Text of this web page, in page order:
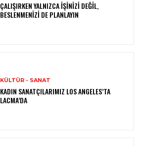
ÇALIŞIRKEN YALNIZCA İŞINIZI DEĞIL,
BESLENMENIZI DE PLANLAYIN
KÜLTÜR - SANAT
KADIN SANATÇILARIMIZ LOS ANGELES’TA
LACMA’DA